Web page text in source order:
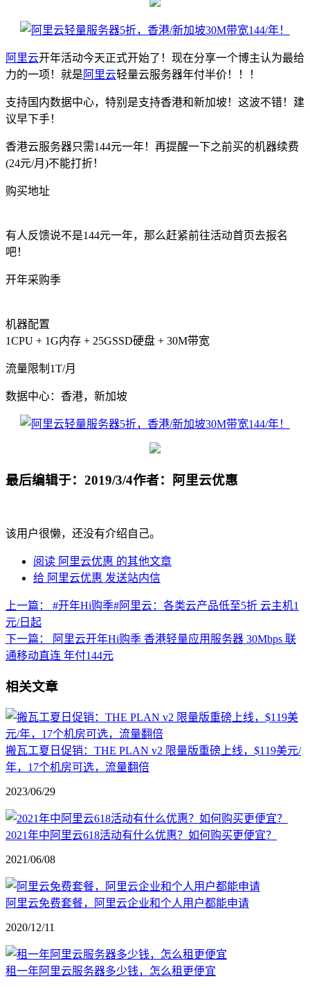
阿里云开年活动今天正式开始了！现在分享一个博主认为最给
力的一项！就是 阿里云轻量云服务器年付半价！！！
支持国内数据中心，特别是支持香港和新加坡！这波不错！建
议早下手！
香港云服务器只需144元一年！再提醒一下之前买的机器续费
(24元/月)不能打折！
购买地址
有人反馈说不是144元一年，那么赶紧前往活动首页去报名
吧！
开年采购季
机器配置
1CPU + 1G内存 + 25GSSD硬盘 + 30M带宽
流量限制1T/月
数据中心：香港，新加坡
最后编辑于：2019/3/4作者：阿里云优惠
该用户很懒，还没有介绍自己。
阅读 阿里云优惠 的其他文章
给 阿里云优惠 发送站内信
上一篇：
#开年Hi购季#阿里云：各类云产品低至5折 云主机1
元/日起
下一篇：
阿里云开年Hi购季 香港轻量应用服务器 30Mbps 联
通移动直连 年付144元
相关文章
搬瓦工夏日促销：THE PLAN v2 限量版重磅上线，$119美元/
年，17个机房可选，流量翻倍
2023/06/29
2021年中阿里云618活动有什么优惠？如何购买更便宜？
2021/06/08
阿里云免费套餐，阿里云企业和个人用户都能申请
2020/12/11
租一年阿里云服务器多少钱，怎么租更便宜